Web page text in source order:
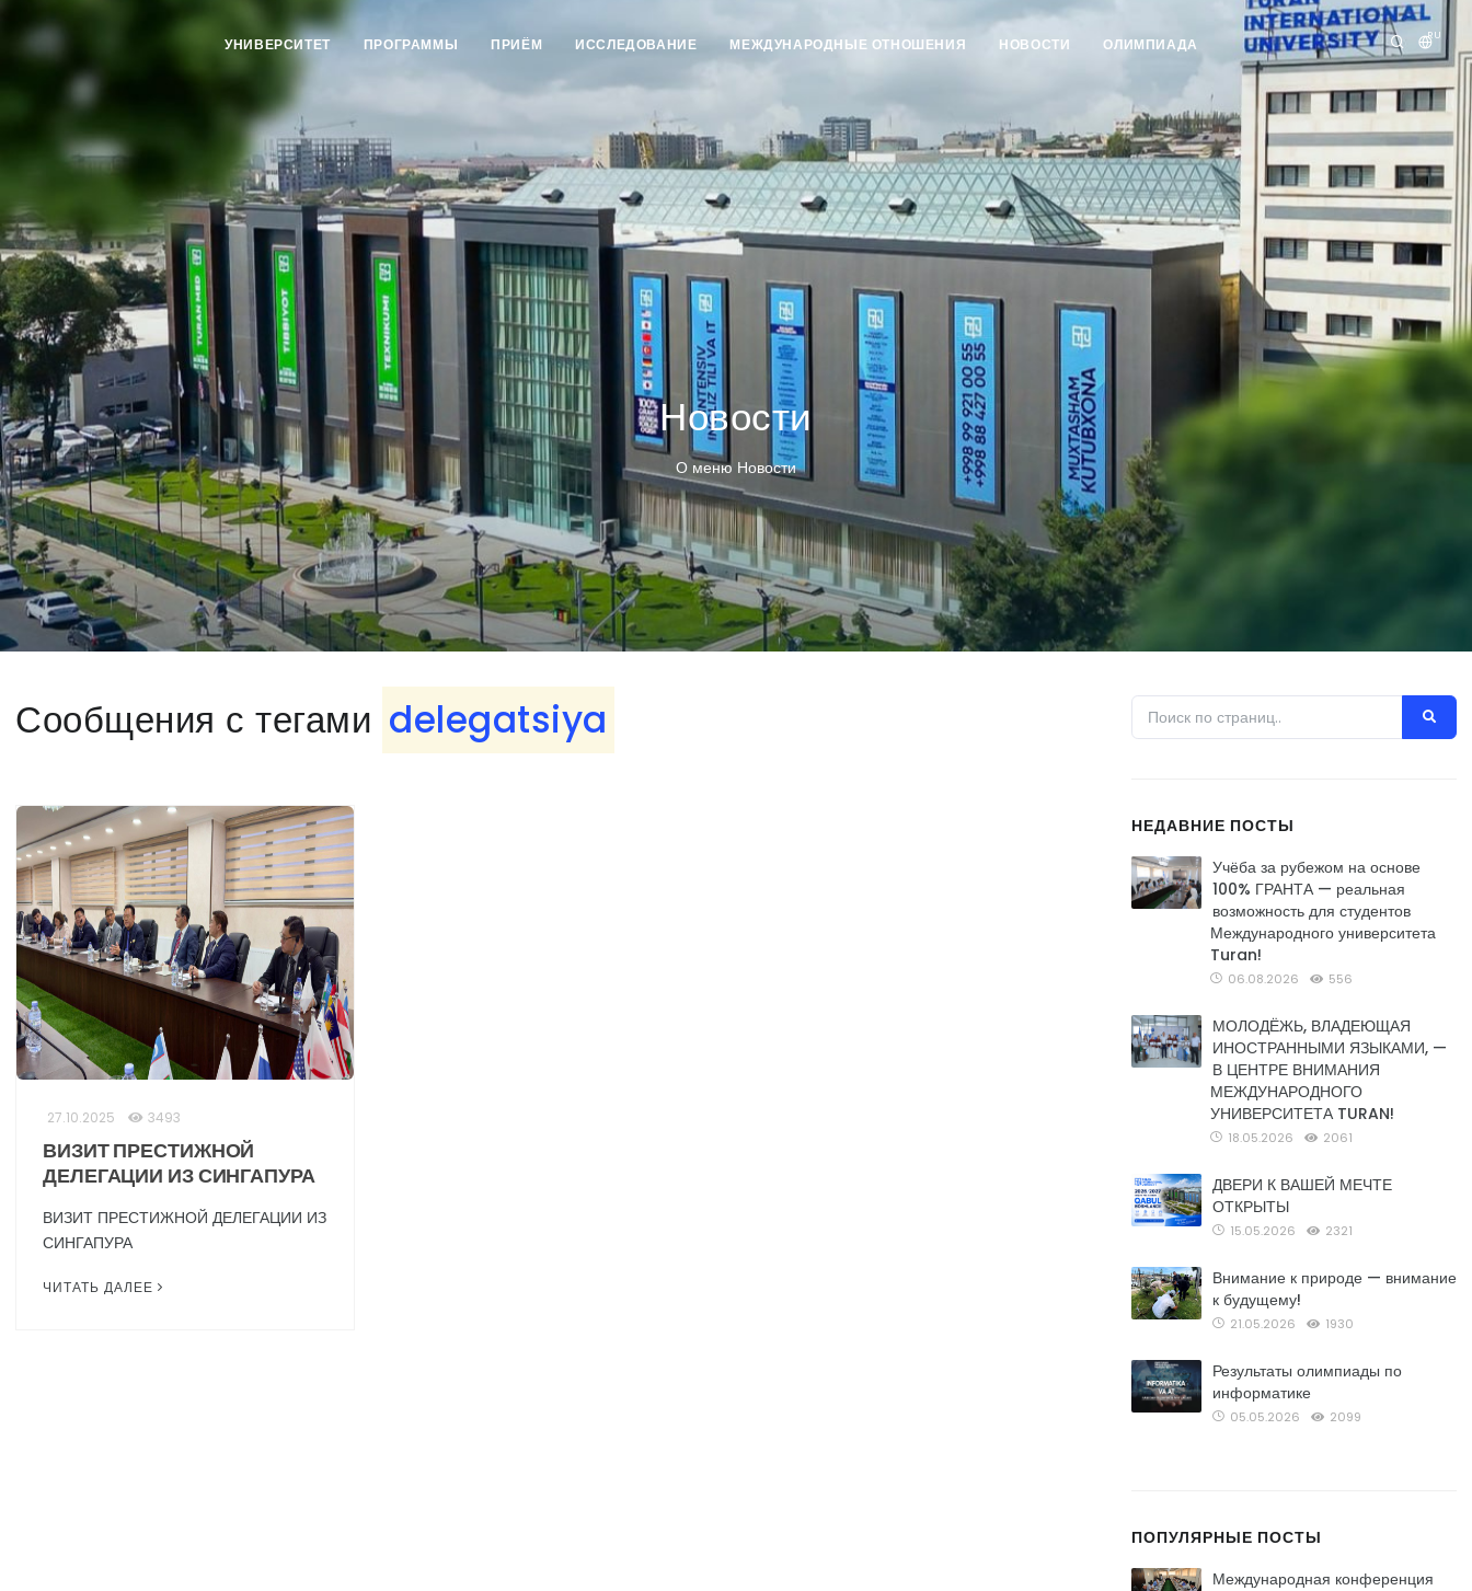
RU
УНИВЕРСИТЕТ ПРОГРАММЫ ПРИЁМ ИССЛЕДОВАНИЕ МЕЖДУНАРОДНЫЕ ОТНОШЕНИЯ НОВОСТИ ОЛИМПИАДА
Новости
О меню Новости
Сообщения с тегами delegatsiya
27.10.2025 3493
ВИЗИТ ПРЕСТИЖНОЙ
ДЕЛЕГАЦИИ ИЗ СИНГАПУРА
ВИЗИТ ПРЕСТИЖНОЙ ДЕЛЕГАЦИИ ИЗ
СИНГАПУРА
ЧИТАТЬ ДАЛЕЕ
НЕДАВНИЕ ПОСТЫ
Учёба за рубежом на основе
100% ГРАНТА — реальная
возможность для студентов
Международного университета
Turan!
06.08.2026 556
МОЛОДЁЖЬ, ВЛАДЕЮЩАЯ
ИНОСТРАННЫМИ ЯЗЫКАМИ, —
В ЦЕНТРЕ ВНИМАНИЯ
МЕЖДУНАРОДНОГО
УНИВЕРСИТЕТА TURAN!
18.05.2026 2061
ДВЕРИ К ВАШЕЙ МЕЧТЕ
ОТКРЫТЫ
15.05.2026 2321
Внимание к природе — внимание
к будущему!
21.05.2026 1930
Результаты олимпиады по
информатике
05.05.2026 2099
ПОПУЛЯРНЫЕ ПОСТЫ
Международная конференция